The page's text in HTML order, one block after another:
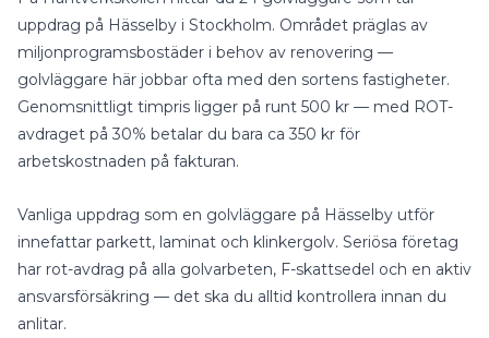
uppdrag på Hässelby i Stockholm. Området präglas av
miljonprogramsbostäder i behov av renovering —
golvläggare här jobbar ofta med den sortens fastigheter.
Genomsnittligt timpris ligger på runt 500 kr — med ROT-
avdraget på 30% betalar du bara ca 350 kr för
arbetskostnaden på fakturan.
Vanliga uppdrag som en golvläggare på Hässelby utför
innefattar parkett, laminat och klinkergolv. Seriösa företag
har rot-avdrag på alla golvarbeten, F-skattsedel och en aktiv
ansvarsförsäkring — det ska du alltid kontrollera innan du
anlitar.